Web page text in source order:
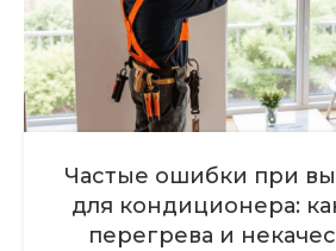
Частые ошибки при
для кондиционера:
перегрева и